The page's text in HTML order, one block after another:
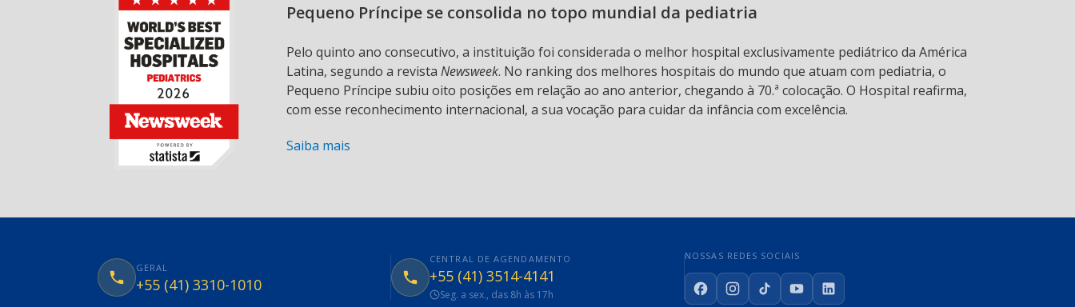
Pequeno Príncipe se consolida no topo mundial da pediatria
Pelo quinto ano consecutivo, a instituição foi considerada o melhor hospital exclusivamente pediátrico da América
Latina, segundo a revista Newsweek. No ranking dos melhores hospitais do mundo que atuam com pediatria, o
Pequeno Príncipe subiu oito posições em relação ao ano anterior, chegando à 70.ª colocação. O Hospital reafirma,
com esse reconhecimento internacional, a sua vocação para cuidar da infância com excelência.
Saiba mais
GERAL
+55 (41) 3310-1010
CENTRAL DE AGENDAMENTO
+55 (41) 3514-4141
Seg. a sex., das 8h às 17h
NOSSAS REDES SOCIAIS
FacebookInstagram
TikTokYouTubeLinkedIn